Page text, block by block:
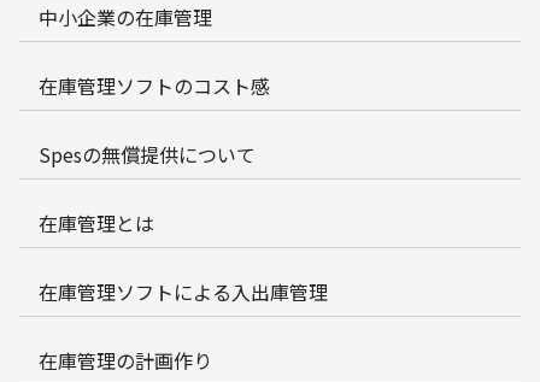
中小企業の在庫管理
在庫管理ソフトのコスト感
Spesの無償提供について
在庫管理とは
在庫管理ソフトによる入出庫管理
在庫管理の計画作り